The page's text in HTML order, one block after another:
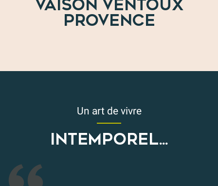
VAISON VENTOUX
PROVENCE
Un art de vivre
INTEMPOREL...